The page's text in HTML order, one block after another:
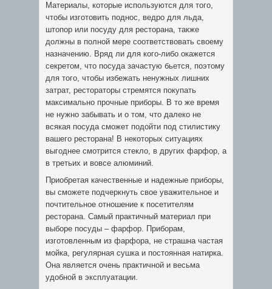
Материалы, которые используются для того,
чтобы изготовить поднос, ведро для льда,
штопор или посуду для ресторана, также
должны в полной мере соответствовать своему
назначению. Вряд ли для кого-либо окажется
секретом, что посуда зачастую бьется, поэтому
для того, чтобы избежать ненужных лишних
затрат, рестораторы стремятся покупать
максимально прочные приборы. В то же время
не нужно забывать и о том, что далеко не
всякая посуда сможет подойти под стилистику
вашего ресторана! В некоторых ситуациях
выгоднее смотрится стекло, в других фарфор, а
в третьих и вовсе алюминий.
Приобретая качественные и надежные приборы,
вы сможете подчеркнуть свое уважительное и
почтительное отношение к посетителям
ресторана. Самый практичный материал при
выборе посуды – фарфор. Приборам,
изготовленным из фарфора, не страшна частая
мойка, регулярная сушка и постоянная натирка.
Она является очень практичной и весьма
удобной в эксплуатации.